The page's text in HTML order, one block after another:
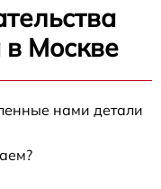
в Москве
нами детали